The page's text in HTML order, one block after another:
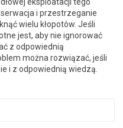
i przestrzeganie
wielu kłopotów. Jeśli
jest, aby nie ignorować
z odpowiednią
można rozwiązać, jeśli
i z odpowiednią wiedzą.